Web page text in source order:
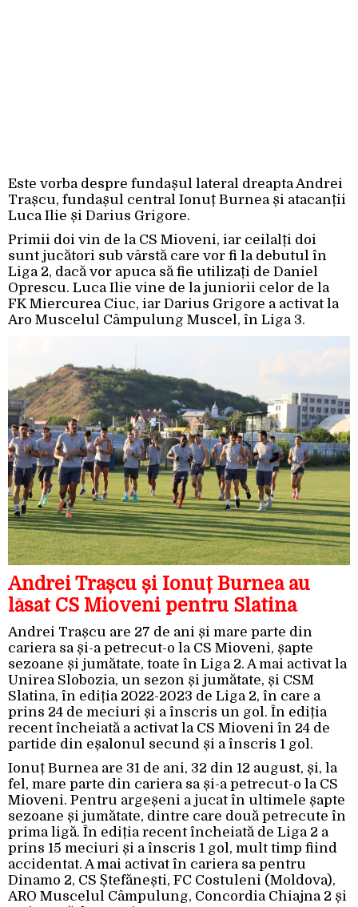
Este vorba despre fundașul lateral dreapta Andrei
Trașcu, fundașul central Ionuț Burnea și atacanții
Luca Ilie și Darius Grigore.
Primii doi vin de la CS Mioveni, iar ceilalți doi
sunt jucători sub vârstă care vor fi la debutul în
Liga 2, dacă vor apuca să fie utilizați de Daniel
Oprescu. Luca Ilie vine de la juniorii celor de la
FK Miercurea Ciuc, iar Darius Grigore a activat la
Aro Muscelul Câmpulung Muscel, în Liga 3.
Andrei Trașcu și Ionuț Burnea au
lăsat CS Mioveni pentru Slatina
Andrei Trașcu are 27 de ani și mare parte din
cariera sa și-a petrecut-o la CS Mioveni, șapte
sezoane și jumătate, toate în Liga 2. A mai activat la
Unirea Slobozia, un sezon și jumătate, și CSM
Slatina, în ediția 2022-2023 de Liga 2, în care a
prins 24 de meciuri și a înscris un gol. În ediția
recent încheiată a activat la CS Mioveni în 24 de
partide din eșalonul secund și a înscris 1 gol.
Ionuț Burnea are 31 de ani, 32 din 12 august, și, la
fel, mare parte din cariera sa și-a petrecut-o la CS
Mioveni. Pentru argeșeni a jucat în ultimele șapte
sezoane și jumătate, dintre care două petrecute în
prima ligă. În ediția recent încheiată de Liga 2 a
prins 15 meciuri și a înscris 1 gol, mult timp fiind
accidentat. A mai activat în cariera sa pentru
Dinamo 2, CS Ștefănești, FC Costuleni (Moldova),
ARO Muscelul Câmpulung, Concordia Chiajna 2 și